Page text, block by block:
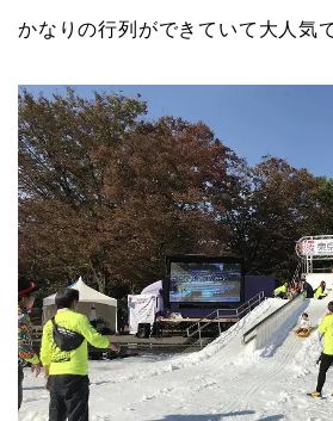
かなりの行列ができていて大人気